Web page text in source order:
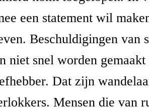
een statement wil
Beschuldigingen van
niet snel worden
Dat zijn
Mensen die van